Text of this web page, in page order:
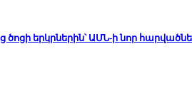
ծոցի երկրներին՝ ԱՄՆ-ի նոր